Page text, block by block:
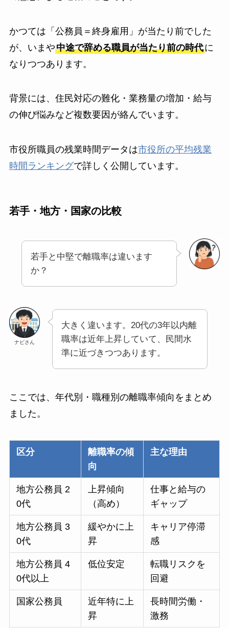
かつては「公務員＝終身雇用」が当たり前でした
が、いまや中途で辞める職員が当たり前の時代に
なりつつあります。
背景には、住民対応の難化・業務量の増加・給与
の伸び悩みなど複数要因が絡んでいます。
市役所職員の残業時間データは市役所の平均残業
時間ランキングで詳しく公開しています。
若手・地方・国家の比較
若手と中堅で離職率は違います
か？
ナビさん
大きく違います。20代の3年以内離
職率は近年上昇していて、民間水
準に近づきつつあります。
ここでは、年代別・職種別の離職率傾向をまとめ
ました。
区分
離職率の傾
向
主な理由
地方公務員 2
0代
上昇傾向
（高め）
仕事と給与の
ギャップ
地方公務員 3
0代
緩やかに上
昇
キャリア停滞
感
地方公務員 4
0代以上
低位安定
転職リスクを
回避
国家公務員
近年特に上
昇
長時間労働・
激務